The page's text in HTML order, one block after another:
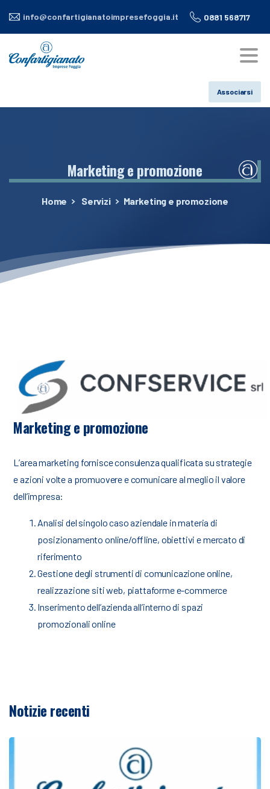
info@confartigianatoimpresefoggia.it 0881 568717
Associarsi
Marketinge promozione
Home Servizi Marketing e promozione
Marketing e promozione
L’area marketing fornisce consulenza qualificata su strategie
e azioni volte a promuovere e comunicare al meglio il valore
dell’impresa:
Analisi del singolo caso aziendale in materia di
posizionamento online/offline, obiettivi e mercato di
riferimento
Gestione degli strumenti di comunicazione online,
realizzazione siti web, piattaforme e-commerce
Inserimento dell’azienda all’interno di spazi
promozionali online
Notizie recenti